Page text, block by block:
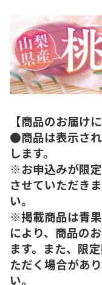
【商品のお届け
●商品は表示さ
します。
※お申込みが限
させていただき
い。
※掲載商品は青
により、商品の
ます。また、限
ただく場合があ
い。